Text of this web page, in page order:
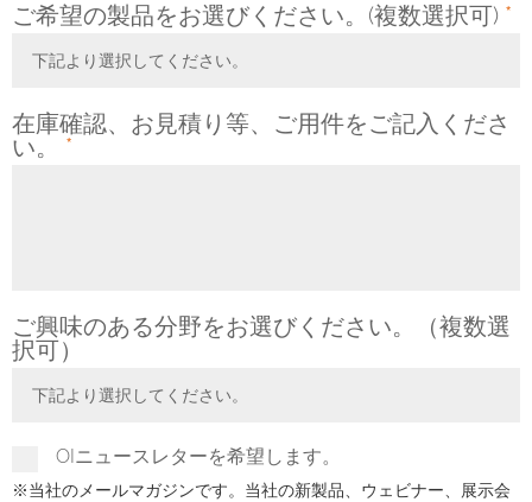
ご希望の製品をお選びください。(複数選択可) *
下記より選択してください。
在庫確認、お見積り等、ご用件をご記入くださ
い。 *
ご興味のある分野をお選びください。（複数選
択可）
下記より選択してください。
OIニュースレターを希望します。
※当社のメールマガジンです。当社の新製品、ウェビナー、展示会